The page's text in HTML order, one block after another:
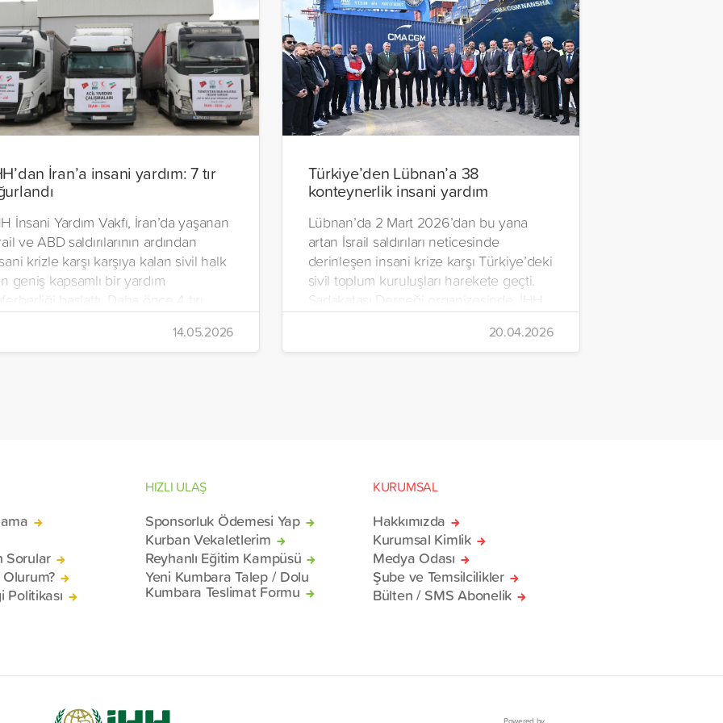
İran’a insani yardım: 7 tır
İnsani Yardım Vakfı, İran’da yaşanan
ve ABD saldırılarının ardından
krizle karşı karşıya kalan sivil halk
geniş kapsamlı bir yardım
başlattı. Daha önce 4 tırı
ihtiyaç malzemelerinden oluşan 7
daha ülkeye uğurladı.
14.05.2026
Türkiye’den Lübnan’a 38
konteynerlik insani yardım
Lübnan’da 2 Mart 2026’dan bu yana
artan İsrail saldırıları neticesinde
derinleşen insani krize karşı Türkiye’deki
sivil toplum kuruluşları harekete geçti.
Sadakataşı Derneği organizesinde, İHH
Yeryüzü Çocukları Derneği tarafından
hazırlanan ve içerisinde acil ihtiyaç
20.04.2026
Sorular
Politikası
HIZLI ULAŞ
Sponsorluk Ödemesi Yap
Kurban Vekaletlerim
Reyhanlı Eğitim Kampüsü
Yeni Kumbara Talep / Dolu
Kumbara Teslimat Formu
KURUMSAL
Hakkımızda
Kurumsal Kimlik
Medya Odası
Şube ve Temsilcilikler
Bülten / SMS Abonelik